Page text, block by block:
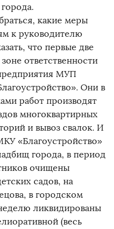
какие меры
к руководителю
что первые две
ответственности
МУП
Они в
работ производят
многоквартирных
и вывоз свалок. И
«Благоустройство»
города, в период
очищены
садов, на
в городском
ликвидированы
(весь